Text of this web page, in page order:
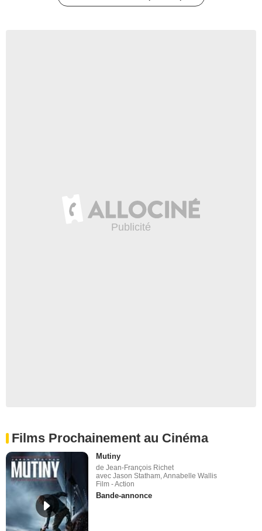
Films Prochainement au Cinéma
Mutiny
de Jean-François Richet
avec Jason Statham, Annabelle Wallis
Film - Action
Bande-annonce